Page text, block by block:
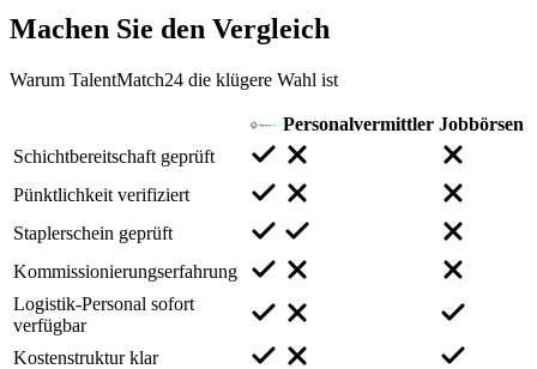
Machen Sie den Vergleich
Warum TalentMatch24 die klügere Wahl ist
Personalvermittler Jobbörsen
Schichtbereitschaft geprüft
Pünktlichkeit verifiziert
Staplerschein geprüft
Kommissionierungserfahrung
Logistik-Personal sofort
verfügbar
Kostenstruktur klar